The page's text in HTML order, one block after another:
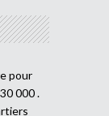
pour
000 .